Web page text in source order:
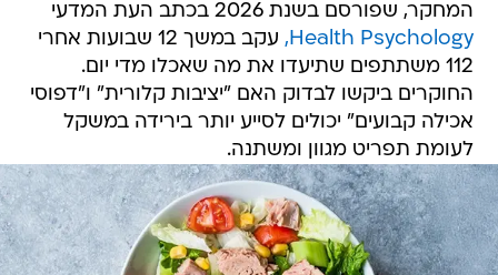
המחקר, שפורסם בשנת 2026 בכתב העת המדעי
Health Psychology,
עקב במשך 12 שבועות אחרי
112 משתתפים שתיעדו את מה שאכלו מדי יום.
החוקרים ביקשו לבדוק האם "יציבות קלורית" ו"דפוסי
אכילה קבועים" יכולים לסייע יותר בירידה במשקל
לעומת תפריט מגוון ומשתנה.